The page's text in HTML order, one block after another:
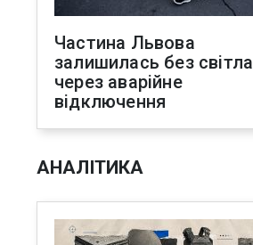
Частина Львова
залишилась без світла
через аварійне
відключення
АНАЛІТИКА